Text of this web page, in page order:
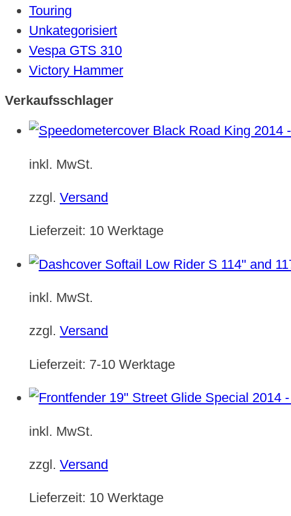
Touring
Unkategorisiert
Vespa GTS 310
Victory Hammer
Verkaufsschlager
inkl. MwSt.
zzgl. Versand
Lieferzeit: 10 Werktage
inkl. MwSt.
zzgl. Versand
Lieferzeit: 7-10 Werktage
inkl. MwSt.
zzgl. Versand
Lieferzeit: 10 Werktage